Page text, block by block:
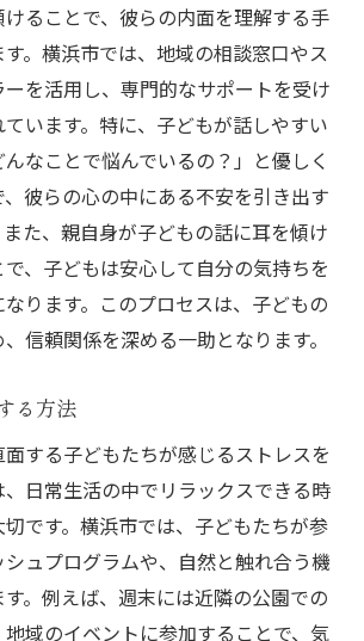
ることで、彼らの内面を理解する手
。横浜市では、地域の相談窓口やス
を活用し、専門的なサポートを受け
います。特に、子どもが話しやすい
なことで悩んでいるの？」と優しく
彼らの心の中にある不安を引き出す
た、親自身が子どもの話に耳を傾け
、子どもは安心して自分の気持ちを
ります。このプロセスは、子どもの
信頼関係を深める一助となります。
る方法
する子どもたちが感じるストレスを
日常生活の中でリラックスできる時
です。横浜市では、子どもたちが参
ュプログラムや、自然と触れ合う機
。例えば、週末には近隣の公園での
域のイベントに参加することで、気